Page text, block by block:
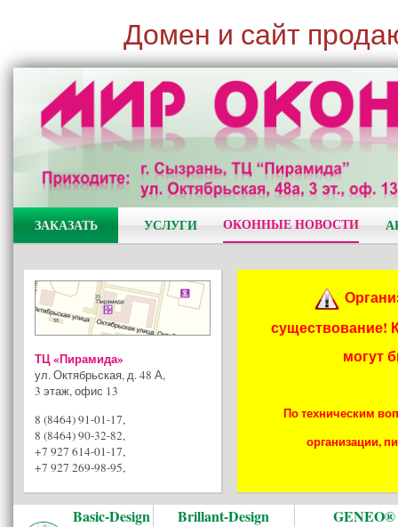
Домен и сайт
ЗАКАЗАТЬ УСЛУГИ ОКОННЫЕ НОВОСТИ
ТЦ «Пирамида»
ул. Октябрьская, д. 48 А,
3 этаж, офис 13
8 (8464) 91-01-17,
8 (8464) 90-32-82,
+7 927 614-01-17,
+7 927 269-98-95,
существование!
могут
По техническим
организации,
Basic-Design Brillant-Design GENEO®